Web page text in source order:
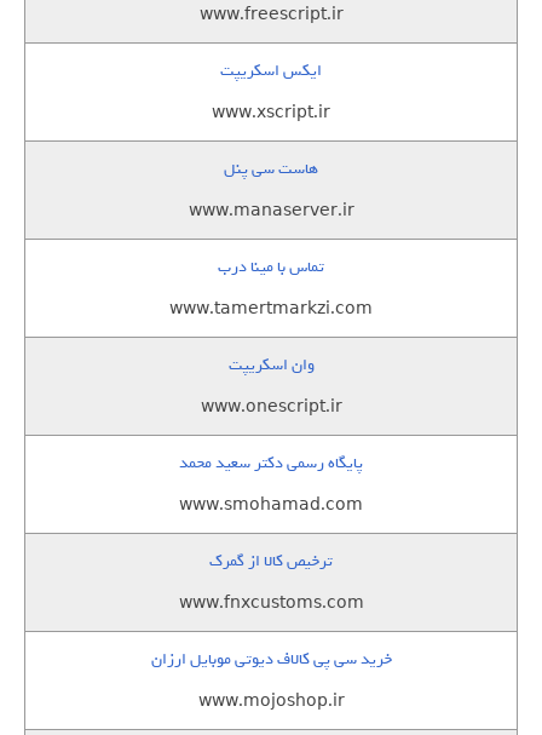
www.freescript.ir
ایکس اسکریپت
www.xscript.ir
هاست سی پنل
www.manaserver.ir
تماس با مینا درب
www.tamertmarkzi.com
وان اسکریپت
www.onescript.ir
پایگاه رسمی دکتر سعید محمد
www.smohamad.com
ترخیص کالا از گمرک
www.fnxcustoms.com
خرید سی پی کالاف دیوتی موبایل ارزان
www.mojoshop.ir